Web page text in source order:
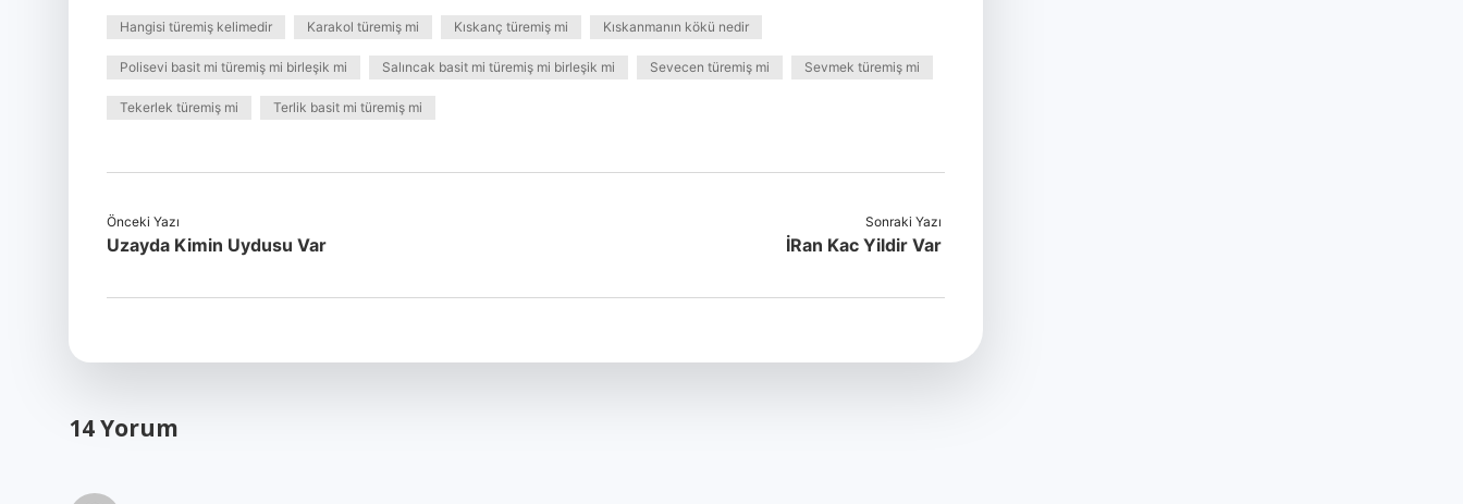
Hangisi türemiş kelimedir Karakol türemiş mi Kıskanç türemiş mi Kıskanmanın kökü nedir
Polisevi basit mi türemiş mi birleşik mi Salıncak basit mi türemiş mi birleşik mi Sevecen türemiş mi Sevmek türemiş mi
Tekerlek türemiş mi Terlik basit mi türemiş mi
Önceki Yazı
Uzayda Kimin Uydusu Var
Sonraki Yazı
İRan Kac Yildir Var
14 Yorum